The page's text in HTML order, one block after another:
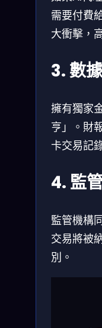
需要付費
大衝擊，
3. 數
擁有獨家
亨」。財
卡交易記
4. 監
監管機構
交易將被
別。